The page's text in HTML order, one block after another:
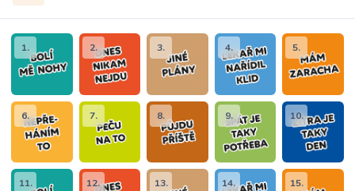
1. 2. 3. 4. 5.
6. 7. 8. 9. 10.
11. 12. 13. 14. 15.